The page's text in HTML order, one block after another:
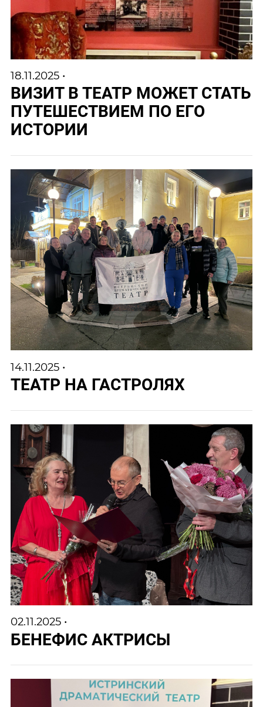
18.11.2025 •
ВИЗИТ В ТЕАТР МОЖЕТ СТАТЬ
ПУТЕШЕСТВИЕМ ПО ЕГО
ИСТОРИИ
14.11.2025 •
ТЕАТР НА ГАСТРОЛЯХ
02.11.2025 •
БЕНЕФИС АКТРИСЫ